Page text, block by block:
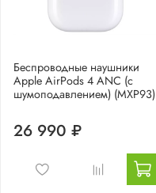
Беспроводные наушники
Apple AirPods 4 ANC (с
шумоподавлением) (МХР93)
26 990 ₽